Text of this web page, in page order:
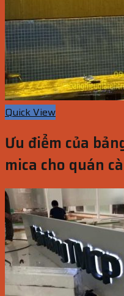
Quick View
Ưu điểm của
mica cho quán